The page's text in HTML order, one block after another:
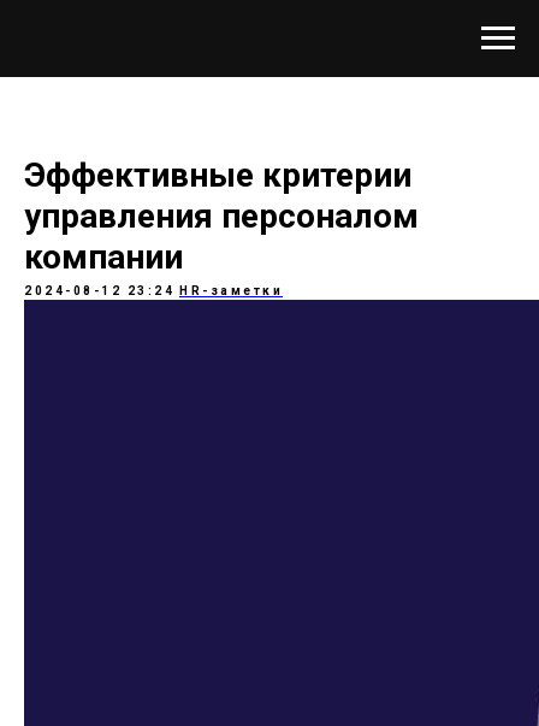
Эффективные критерии
управления персоналом
компании
2024-08-12 23:24 HR-заметки